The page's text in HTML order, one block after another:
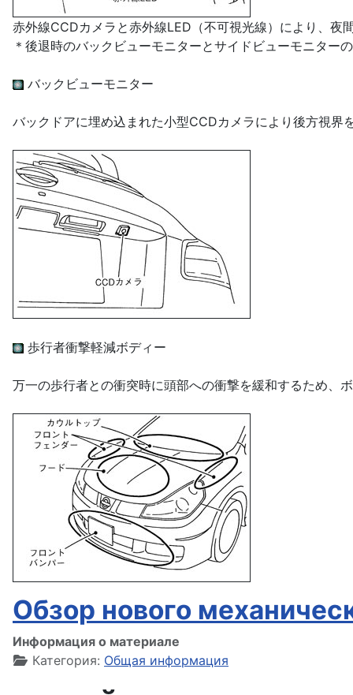
赤外線CCDカメラと赤外線LED（不可視光線）により、夜
＊後退時のバックビューモニターとサイドビューモニター
バックビューモニター
バックドアに埋め込まれた小型CCDカメラにより後方視
歩行者衝撃軽減ボディー
万一の歩行者との衝突時に頭部への衝撃を緩和するため、
Обзор нового
Информация о материале
Категория: Общая информация